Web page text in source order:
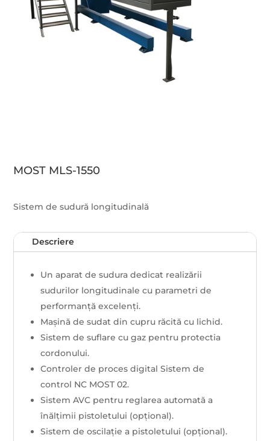
MOST MLS-1550
Sistem de sudură longitudinală
Descriere
Un aparat de sudura dedicat realizării
sudurilor longitudinale cu parametri de
performanță excelenți.
Mașină de sudat din cupru răcită cu lichid.
Sistem de suflare cu gaz pentru protectia
cordonului.
Controler de proces digital Sistem de
control NC MOST 02.
Sistem AVC pentru reglarea automată a
înălțimii pistoletului (opțional).
Sistem de oscilație a pistoletului (opțional).